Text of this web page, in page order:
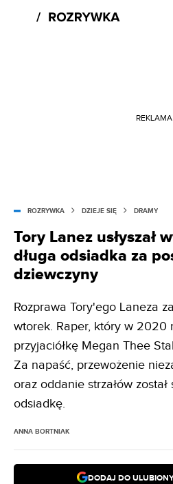
REKLAMA
ROZRYWKA DZIEJE SIĘ DRAMY
Tory Lanez usłyszał
długa odsiadka za
dziewczyny
Rozprawa Tory'ego Laneza
wtorek. Raper, który w 2020
przyjaciółkę Megan Thee
Za napaść, przewożenie
oraz oddanie strzałów został
odsiadkę.
ANNA BORTNIAK
DODAJ DO